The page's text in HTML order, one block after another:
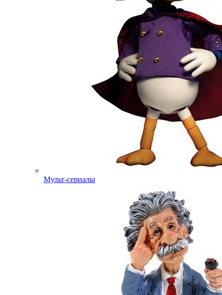
Мульт-сериалы